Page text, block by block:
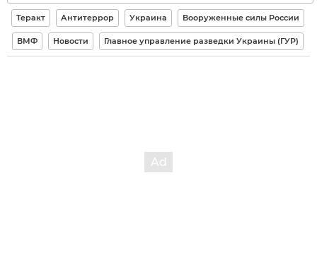
Теракт Антитеррор Украина Вооруженные силы России
ВМФ Новости Главное управление разведки Украины (ГУР)